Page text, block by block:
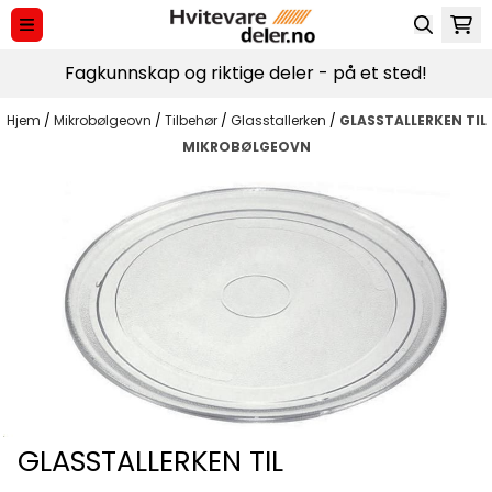
Hopp til innhold
Fagkunnskap og riktige deler - på et sted!
Hjem / Mikrobølgeovn / Tilbehør / Glasstallerken / GLASSTALLERKEN TIL
MIKROBØLGEOVN
GLASSTALLERKEN TIL